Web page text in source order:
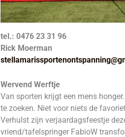
tel.: 0476 23 31 96
Rick Moerman
Wervend Werftje
Van sporten krijgt een mens
te zoeken. Niet voor niets de
Verhulst zijn verjaardagsfeestje
vriend/tafelspringer FabioW